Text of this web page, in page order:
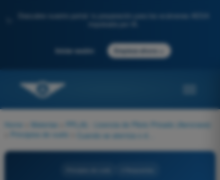
Descubre nuestro portal: tu preparación para los exámenes AESA
Iniciar sesión Empieza ahora
Home Materias
PPL(A) - Licencia de Piloto Privado (Aeronave)
Principios de vuelo